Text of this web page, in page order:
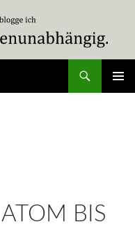
BIS